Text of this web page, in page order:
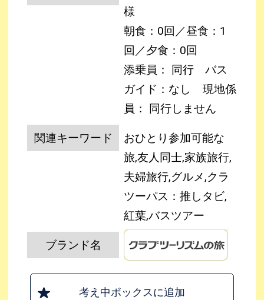
様
朝食：0回／昼食：1
回／夕食：0回
添乗員： 同行 バス
ガイド：なし
現地係
員： 同行しません
関連キーワード
おひとり参加可能な
旅,友人同士,家族旅行,
夫婦旅行,グルメ,クラ
ツーパス：推しタビ,
紅葉,バスツアー
ブランド名
考え中ボックスに追加